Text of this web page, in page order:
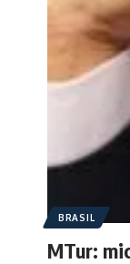
BRASIL
MTur: